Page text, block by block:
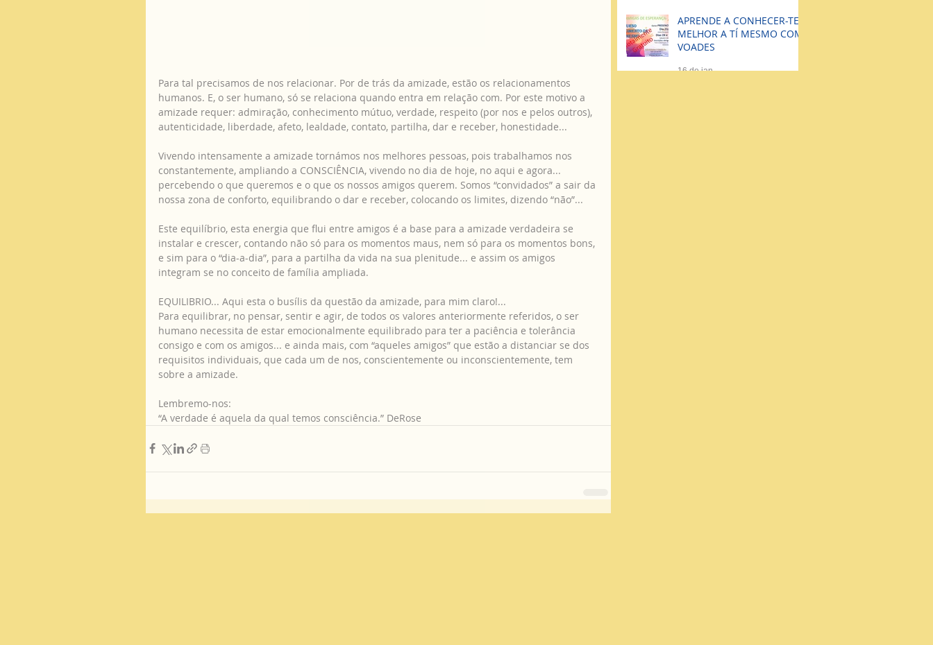
APRENDE A CONHECER-TE
MELHOR A TÍ MESMO COM
VOADES
16 de jan.
Para tal precisamos de nos relacionar. Por de trás da amizade, estão os relacionamentos
humanos. E, o ser humano, só se relaciona quando entra em relação com. Por este motivo a
amizade requer: admiração, conhecimento mútuo, verdade, respeito (por nos e pelos outros),
autenticidade, liberdade, afeto, lealdade, contato, partilha, dar e receber, honestidade...
Vivendo intensamente a amizade tornámos nos melhores pessoas, pois trabalhamos nos
constantemente, ampliando a CONSCIÊNCIA, vivendo no dia de hoje, no aqui e agora...
percebendo o que queremos e o que os nossos amigos querem. Somos “convidados” a sair da
nossa zona de conforto, equilibrando o dar e receber, colocando os limites, dizendo “não”...
Este equilíbrio, esta energia que flui entre amigos é a base para a amizade verdadeira se
instalar e crescer, contando não só para os momentos maus, nem só para os momentos bons,
e sim para o “dia-a-dia”, para a partilha da vida na sua plenitude... e assim os amigos
integram se no conceito de família ampliada.
EQUILIBRIO... Aqui esta o busílis da questão da amizade, para mim claro!...
Para equilibrar, no pensar, sentir e agir, de todos os valores anteriormente referidos, o ser
humano necessita de estar emocionalmente equilibrado para ter a paciência e tolerância
consigo e com os amigos... e ainda mais, com “aqueles amigos” que estão a distanciar se dos
requisitos individuais, que cada um de nos, conscientemente ou inconscientemente, tem
sobre a amizade.
Lembremo-nos:
“A verdade é aquela da qual temos consciência.” DeRose